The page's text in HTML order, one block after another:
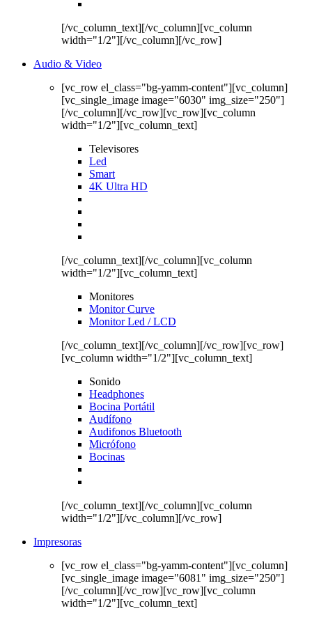
[/vc_column_text][/vc_column][vc_column
width="1/2"][/vc_column][/vc_row]
Audio & Video
[vc_row el_class="bg-yamm-content"][vc_column]
[vc_single_image image="6030" img_size="250"]
[/vc_column][/vc_row][vc_row][vc_column
width="1/2"][vc_column_text]
Televisores
Led
Smart
4K Ultra HD
[/vc_column_text][/vc_column][vc_column
width="1/2"][vc_column_text]
Monitores
Monitor Curve
Monitor Led / LCD
[/vc_column_text][/vc_column][/vc_row][vc_row]
[vc_column width="1/2"][vc_column_text]
Sonido
Headphones
Bocina Portátil
Audífono
Audifonos Bluetooth
Micrófono
Bocinas
[/vc_column_text][/vc_column][vc_column
width="1/2"][/vc_column][/vc_row]
Impresoras
[vc_row el_class="bg-yamm-content"][vc_column]
[vc_single_image image="6081" img_size="250"]
[/vc_column][/vc_row][vc_row][vc_column
width="1/2"][vc_column_text]